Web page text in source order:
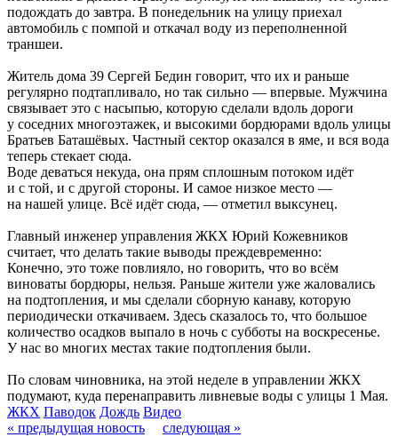
подождать до завтра. В понедельник на улицу приехал
автомобиль с помпой и откачал воду из переполненной
траншеи.
Житель дома 39 Сергей Бедин говорит, что их и раньше
регулярно подтапливало, но так сильно — впервые. Мужчина
связывает это с насыпью, которую сделали вдоль дороги
у соседних многоэтажек, и высокими бордюрами вдоль улицы
Братьев Баташёвых. Частный сектор оказался в яме, и вся вода
теперь стекает сюда.
Воде деваться некуда, она прям сплошным потоком идёт
и с той, и с другой стороны. И самое низкое место —
на нашей улице. Всё идёт сюда, — отметил выксунец.
Главный инженер управления ЖКХ Юрий Кожевников
считает, что делать такие выводы преждевременно:
Конечно, это тоже повлияло, но говорить, что во всём
виноваты бордюры, нельзя. Раньше жители уже жаловались
на подтопления, и мы сделали сборную канаву, которую
периодически откачиваем. Здесь сказалось то, что большое
количество осадков выпало в ночь с субботы на воскресенье.
У нас во многих местах такие подтопления были.
По словам чиновника, на этой неделе в управлении ЖКХ
подумают, куда перенаправить ливневые воды с улицы 1 Мая.
ЖКХ Паводок Дождь Видео
« предыдущая новость
следующая »